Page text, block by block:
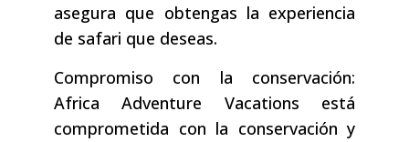
asegura que obtengas la experiencia
de safari que deseas.
Compromiso con la conservación:
Africa Adventure Vacations está
comprometida con la conservación y